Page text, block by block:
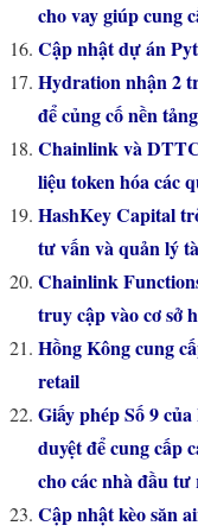
cho vay giúp cung
Cập nhật dự án
Hydration nhận 2
để củng cố nền
Chainlink và
liệu token hóa các
HashKey Capital
tư vấn và quản lý
Chainlink
truy cập vào cơ sở
Hồng Kông cung
retail
Giấy phép Số 9
duyệt để cung cấp
cho các nhà đầu tư
Cập nhật kèo săn